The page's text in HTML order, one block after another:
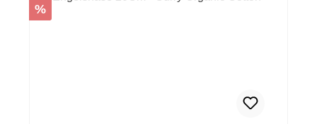
Rabatt
%